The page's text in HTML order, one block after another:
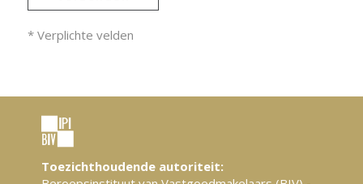
* Verplichte velden
Toezichthoudende autoriteit: